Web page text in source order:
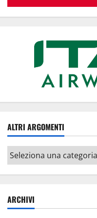
ALTRI ARGOMENTI
Altri
argomenti
ARCHIVI